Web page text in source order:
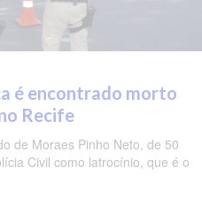
é encontrado morto
Recife
de Moraes Pinho Neto, de 50
Civil como latrocínio, que é o